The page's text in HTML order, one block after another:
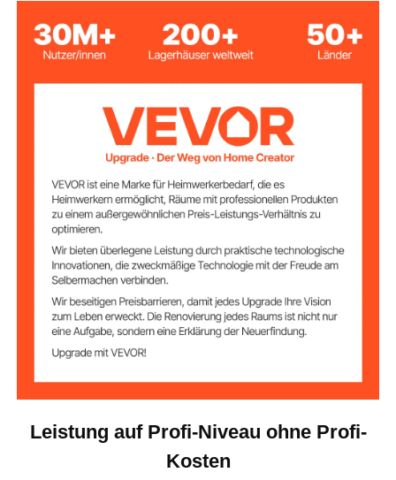
Klappengröße XL
l
Aluminiumlegierung
Fenstermaterial Gehärtetes Glas
Klappenmaterial PVC
Artikelgewicht
Zubehör)
25,8 lbs / 11,7 kg
Leistung auf Profi-Niveau ohne Profi-
Kosten